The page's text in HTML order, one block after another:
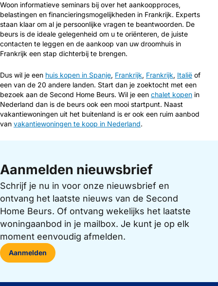
Woon informatieve seminars bij over het aankoopproces,
belastingen en financieringsmogelijkheden in Frankrijk. Experts
staan klaar om al je persoonlijke vragen te beantwoorden. De
beurs is de ideale gelegenheid om u te oriënteren, de juiste
contacten te leggen en de aankoop van uw droomhuis in
Frankrijk een stap dichterbij te brengen.
Dus wil je een huis kopen in Spanje, Frankrijk, Frankrijk, Italië of
een van de 20 andere landen. Start dan je zoektocht met een
bezoek aan de Second Home Beurs. Wil je een chalet kopen in
Nederland dan is de beurs ook een mooi startpunt. Naast
vakantiewoningen uit het buitenland is er ook een ruim aanbod
van vakantiewoningen te koop in Nederland.
Aanmelden nieuwsbrief
Schrijf je nu in voor onze nieuwsbrief en
ontvang het laatste nieuws van de Second
Home Beurs. Of ontvang wekelijks het laatste
woningaanbod in je mailbox. Je kunt je op elk
moment eenvoudig afmelden.
Aanmelden